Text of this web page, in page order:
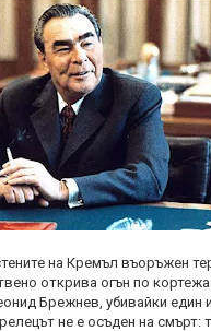
на Кремъл въоръжен
открива огън по
Брежнев, убивайки един
не е осъден на смърт: